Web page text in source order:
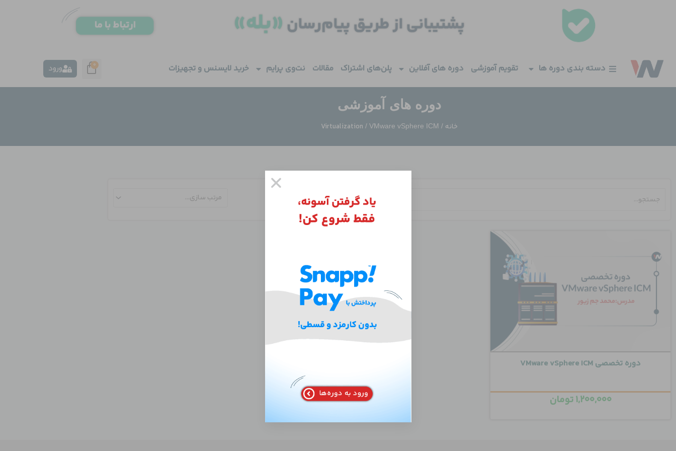
دسته بندی دوره ها تقویم آموزشی دوره های آفلاین پلن‌های اشتراک مقالات نت‌وی پرایم خرید لایسنس و تجهیزات 0 ورود
دوره های آموزشی
خانه /
Virtualization / VMware vSphere ICM
دوره تخصصی VMware vSphere ICM
۱,۲۰۰,۰۰۰تومان